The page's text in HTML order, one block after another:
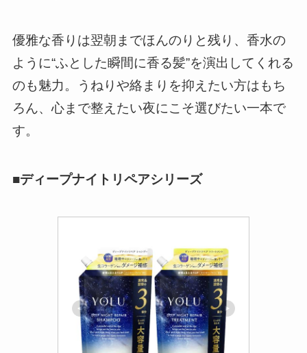
優雅な香りは翌朝までほんのりと残り、香水の
ように“ふとした瞬間に香る髪”を演出してくれる
のも魅力。うねりや絡まりを抑えたい方はもち
ろん、心まで整えたい夜にこそ選びたい一本で
す。
■ディープナイトリペアシリーズ